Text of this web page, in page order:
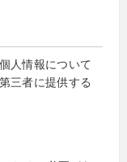
人情報について
三者に提供する